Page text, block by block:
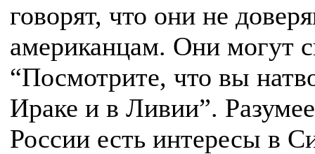
говорят, что они не
американцам. Они могут
“Посмотрите, что вы
Ираке и в Ливии”.
России есть интересы в